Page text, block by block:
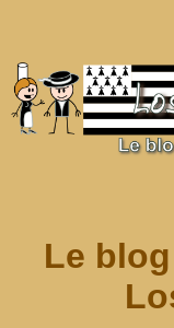
Le